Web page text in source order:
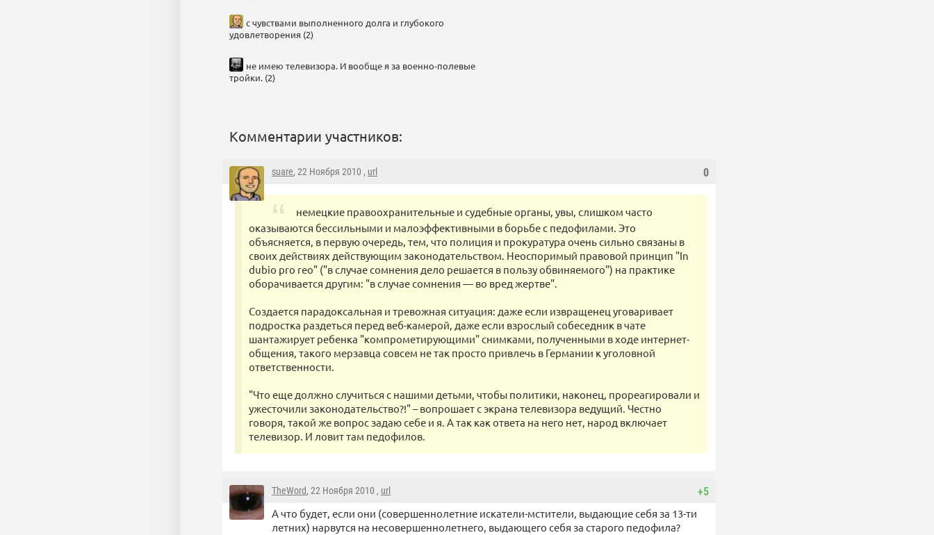
с чувствами выполненного долга и глубокого
удовлетворения (2)
не имею телевизора. И вообще я за военно-полевые
тройки. (2)
Комментарии участников:
0
suare, 22 Ноября 2010 , url
немецкие правоохранительные и судебные органы, увы, слишком часто
оказываются бессильными и малоэффективными в борьбе с педофилами. Это
объясняется, в первую очередь, тем, что полиция и прокуратура очень сильно связаны в
своих действиях действующим законодательством. Неоспоримый правовой принцип "In
dubio pro reo" ("в случае сомнения дело решается в пользу обвиняемого") на практике
оборачивается другим: "в случае сомнения — во вред жертве".
Создается парадоксальная и тревожная ситуация: даже если извращенец уговаривает
подростка раздеться перед веб-камерой, даже если взрослый собеседник в чате
шантажирует ребенка "компрометирующими" снимками, полученными в ходе интернет-
общения, такого мерзавца совсем не так просто привлечь в Германии к уголовной
ответственности.
"Что еще должно случиться с нашими детьми, чтобы политики, наконец, прореагировали и
ужесточили законодательство?!" – вопрошает с экрана телевизора ведущий. Честно
говоря, такой же вопрос задаю себе и я. А так как ответа на него нет, народ включает
телевизор. И ловит там педофилов.
+5
TheWord, 22 Ноября 2010 , url
А что будет, если они (совершеннолетние искатели-мстители, выдающие себя за 13-ти
летних) нарвутся на несовершеннолетнего, выдающего себя за старого педофила?